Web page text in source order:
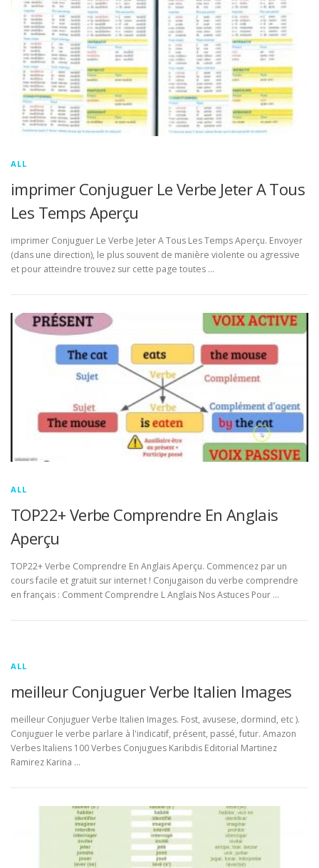
ALL
imprimer Conjuguer Le Verbe Jeter A Tous
Les Temps Aperçu
imprimer Conjuguer Le Verbe Jeter A Tous Les Temps Aperçu. Envoyer
(dans une direction), le plus souvent de manière violente ou agressive
et pour atteindre trouvez sur cette page toutes …
ALL
TOP22+ Verbe Comprendre En Anglais
Aperçu
TOP22+ Verbe Comprendre En Anglais Aperçu. Commencez par un
cours facile et gratuit sur internet ! Conjugaison du verbe comprendre
en français : Comment Comprendre L Anglais Nos Astuces Pour …
ALL
meilleur Conjuguer Verbe Italien Images
meilleur Conjuguer Verbe Italien Images. Fost, avusese, dormind, etc ).
Conjuguer le verbe parlare à l'indicatif, présent, passé, futur. Amazon
Verbes Italiens 100 Verbes Conjugues Karibdis Editorial Martinez
Ramirez Karina …